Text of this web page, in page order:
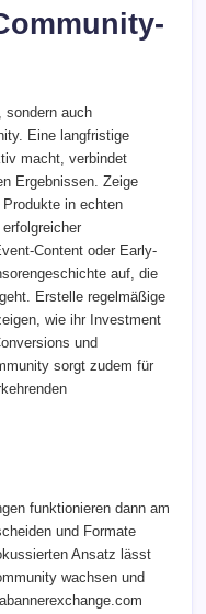
sondern auch
Eine langfristige
macht, verbindet
Ergebnissen. Zeige
in echten
Content oder Early-
auf, die
Erstelle regelmäßige
wie ihr Investment
und
sorgt zudem für
funktionieren dann am
und Formate
Ansatz lässt
wachsen und